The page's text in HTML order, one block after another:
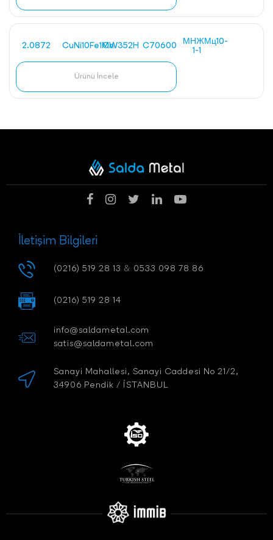
2.0872 CuNi10Fe1MnCW352H C70600
МНЖМц10-
1-1
Ürünü İncele
İletişim Bilgileri
(0216) 519 28 13 & 0533 098 78 86
(0216) 519 28 14
info@saldametal.com
satis@saldametal.com
Sanayi Mahallesi, Sanayi Caddesi No 21/2,
34906 Pendik / İSTANBUL